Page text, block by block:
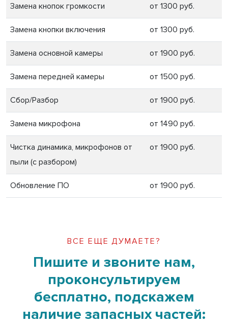
Замена кнопок громкости от 1300 руб.
Замена кнопки включения от 1300 руб.
Замена основной камеры от 1900 руб.
Замена передней камеры от 1500 руб.
Сбор/Разбор от 1900 руб.
Замена микрофона от 1490 руб.
Чистка динамика, микрофонов от
пыли (с разбором)
от 1900 руб.
Обновление ПО от 1900 руб.
ВСЕ ЕЩЕ ДУМАЕТЕ?
Пишите и звоните нам,
проконсультируем
бесплатно, подскажем
наличие запасных частей: